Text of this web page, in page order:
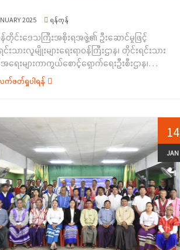
ခြင်းများ၊ ဝက်မွေးမြူရေးနှင့် ဝက်အမျိုးအစားများ
ာင်း၊ ဒေသတွင်းမွေးမြူရေးလုပ်ငန်းများ အကြောင်းစ
ေးမြူရေးဆိုင်ရာ သိမှတ်ဖွယ်ရာများကိုလည်းကောင်း
ာပေး&nbsp; ရှင်းလင်းပြောကြား ခဲ့ပါသည်။
ာက် တိုင်းရင်းသားအခွင့်အရေးများကာကွယ်
ောက်ရေးဦးစီးဌာနမှ ရပ်ရွာအခြေပြု
း တက်ရောက်လာကြသူများအား တိုင်းရင်းသား
ရေးများကာကွယ်စောင့်ရှောက်သည့် ဥပဒေ၊
ဒေစာအုပ်များ၊ လက်ကမ်းစာစောင်များနှင့်
ရလက်ဆောင်ပစ္စည်းများပေးအပ်ခဲ့ပြီးနောက်
အနားကို ရုပ်သိမ်းခဲ့ပါသည်။ အခမ်းအနားသို့ ဇလွန်
ကရင်တိုင်းရင်းသားစာပေနှင့်ယဉ်ကျေးမှု အသင်း
ဌနှင့်အဖွဲ့ဝင်များလည်း တက်ရောက်ခဲ့ကြကြောင်း သိရှိရ
။
သူဟိန်းက ဗလငါးတန်နှင့်ပက်သက်၍လည်းကောင်း
သိန်းက ကျေးဇူးတင်စကားပြန်လည်ပြောကြားခဲ့
။&nbsp;ထို့နောက် ဗလငါးတန်နှင့် ပြည့်စုံသော ပြပွဲ
ျားဖြစ်သည့် အာလူးကောက်ပြိုင်ပွဲ၊ ဘောလုံးပြိုင်ပွဲ၊
တ်ပြိုင်ပွဲ၊ ပန်းချီပြိုင်ပွဲ၊ ဆေးရောင်ချယ်ပြိုင်ပွဲ၊ စက္ကူ
းသား/ ကျောင်းသူများအား&nbsp; ဆုများ ပေးအပ်
င့်ခဲ့ပါသည်။ ဆက်လက်၍ အားကစားပစ္စည်းများ
အပ်ခဲ့ရာ ကျောင်းအုပ်ဆရာမကြီး&nbsp; ဒေါ်သန်းသန်း
လက်ခံရယူခဲ့ပြီး ကျေးဇူးတင်စကား ပြောကြားခဲ့
ယင်းနောက် ကျောင်းသား/ ကျောင်းသူလေးများက
ပ်အက၊ ဒုံးယိမ်းအကများဖြင့် ကပြဖျော်ဖြေခဲ့
စုပေါင်းမှတ်တမ်းတင်ဓါတ်ပုံများ ရိုက်ကူးခြင်းတို့
င်ရွက်ခဲ့ကြောင်း သိရှိရပါသည်။&nbsp;
2025 ရန်ကုန်
တိုင်းဒေသကြီးအစိုးရအဖွဲ့၏ ဦးဆောင်မှုဖြင့်
းသားလူမျိုးများရေးရာဝန်ကြီးဌာန၊ တိုင်းရင်းသား
ေးများကာကွယ်စောင့်ရှောက်ရေးဦးစီးဌာန၊
တိုင်းဒေသကြီး ညွှန်ကြားရေးမှူးရုံးက ကြီးမှူး၍
န်တိုင်းဒေသကြီးအတွင်းရှိ တိုင်းရင်းသား ကျောင်းသား
ပြပွဲ၊ ပြိုင်ပွဲ အခမ်းအနားကို (၇-၁-၂၀၂၅) ရက်နေ့၊
(၁၀:၀၀)နာရီ အချိန်တွင် ရန်ကုန်တိုင်းဒေသကြီး၊ တိုက်
ြို့နယ်၊ ကျောင်းစုကျေးရွာ၊ မူလတန်းကျောင်း၌ ကျင်းပ
ပါသည်။&nbsp;အခမ်းအနားတွင် တိုင်းရင်းသား
ရေးများကာကွယ်စောင့်ရှောက်ရေးဦးစီးဌာန၊
ရန်ကုန်တိုင်းဒေသကြီး၊ ညွှန်ကြားရေးမှူးရုံးမှ ညွှန်
ေးမှူး ဒေါ်ဖြူဖြူဝင်းက တိုင်းရင်းသားလူမျိုးများ
ဝန်ကြီးဌာနအကြောင်းမိတ်ဆက်ခြင်း၊&nbsp;
နားကျင်းပရခြင်းရည်ရွယ်ချက်များ၊ တိုင်းရင်းသား
များ၏အခွင့်အရေးကာကွယ်စောင့်ရှောက်သည့်ဥပဒေ၊
ဒေများ အကြောင်း၊ တိုင်းရင်းသားအချင်းချင်း
ဖတ်ရှုပါရန်
14
JAN